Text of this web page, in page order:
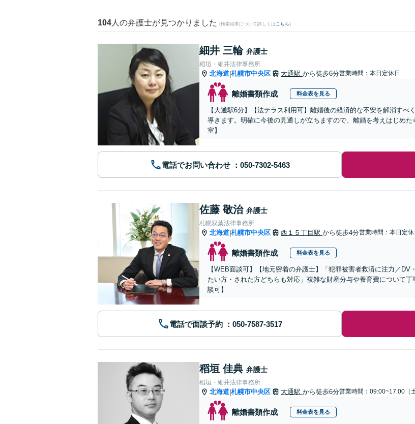
104 人の弁護士が見つかりました (検索結果について詳しくは こちら)
細井 三輪 弁護士
稻垣・細井法律事務所
北海道|札幌市中央区 大通駅 から徒歩6分営業時間：本日定休日
離婚書類作成 料金表を見る
【大通駅6分】【法テラス利用可】離婚後の経済的な不安を解消す
導きます。明確に今後の見通しが立ちますので、離婚を考えはじめ
室】
電話でお問い合わせ
佐藤 敬治 弁護士
札幌双葉法律事務所
北海道|札幌市中央区 西１５丁目駅 から徒歩4分営業時間：本日定休
離婚書類作成 料金表を見る
【WEB面談可】【地元密着の弁護士】「犯罪被害者救済に注力／
たい方・された方どちらも対応」複雑な財産分与や養育費について
談可】
電話で面談予約
稻垣 佳典 弁護士
稻垣・細井法律事務所
北海道|札幌市中央区 大通駅 から徒歩6分営業時間：09:00~17:00（
離婚書類作成 料金表を見る